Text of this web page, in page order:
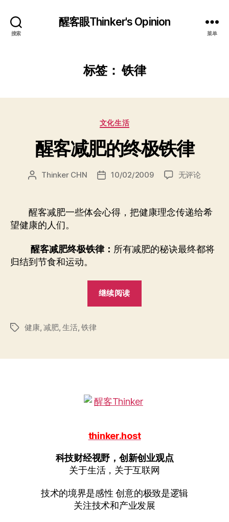
搜索
醒客眼Thinker's Opinion
菜单
标签：铁律
分
文化生活
醒客减肥的终极铁律
文
者
Thinker CHN
发
期
10/02/2009
醒
肥
的
铁
无评论
醒客减肥一些体会心得，把健康理念传递给希
望健康的人们。
醒客减肥终极铁律： 所有减肥的秘诀最终都将
归结到节食和运动。
继续阅读
律”
标
健康 减肥, 生活, 铁律
thinker.host
科技财经视野，创新创业观点
关于生活，关于互联网
技术的境界是感性 创意的极致是逻辑
关注技术和产业发展